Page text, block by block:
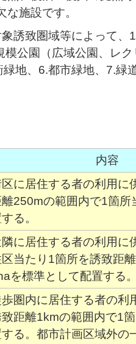
施設です。
誘致圏域等によって、
模公園（広域公園、レ
地、6.都市緑地、7.緑
内容
に居住する者の利用に
離250mの範囲内で1箇
る。
に居住する者の利用に
当たり1箇所を誘致距
を標準として配置する。
圏内に居住する者の利
距離1kmの範囲内で1
る。都市計画区域外の